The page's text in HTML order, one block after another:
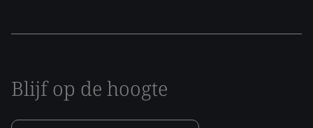
Blijf op de hoogte